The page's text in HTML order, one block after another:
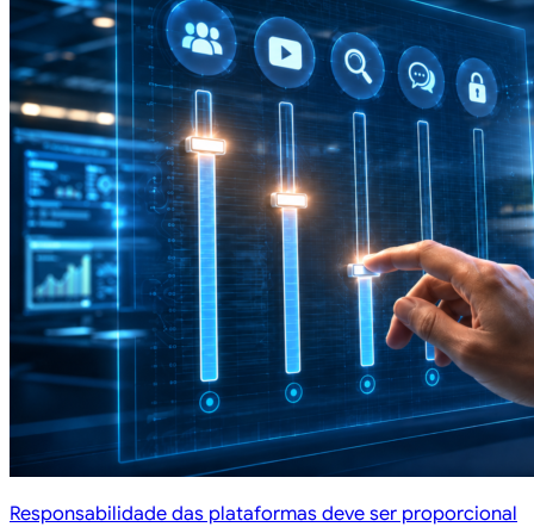
Responsabilidade das plataformas deve ser proporcional